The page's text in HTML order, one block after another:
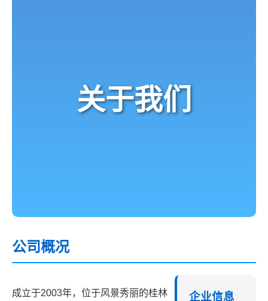
关于我们
公司概况
成立于2003年，位于风景秀丽的桂林
企业信息